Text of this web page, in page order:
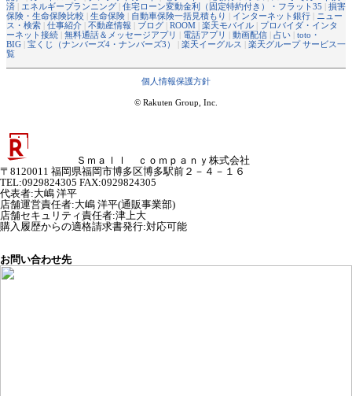
済 | エネルギープランニング | 住宅ローン変動金利（固定特約付き）・フラット35 | 損害
保険・生命保険比較 | 生命保険 | 自動車保険一括見積もり | インターネット銀行 | ニュー
ス・検索 | 仕事紹介 | 不動産情報 | ブログ | ROOM | 楽天モバイル | プロバイダ・インタ
ーネット接続 | 無料通話＆メッセージアプリ | 電話アプリ | 動画配信 | 占い | toto・
BIG | 宝くじ（ナンバーズ4・ナンバーズ3） | 楽天イーグルス | 楽天グループ サービス一
覧
個人情報保護方針
© Rakuten Group, Inc.
Ｓｍａｌｌ ｃｏｍｐａｎｙ株式会社
〒8120011 福岡県福岡市博多区博多駅前２－４－１６
TEL:0929824305 FAX:0929824305
代表者:大嶋 洋平
店舗運営責任者:大嶋 洋平(通販事業部)
店舗セキュリティ責任者:津上大
購入履歴からの適格請求書発行:対応可能
お問い合わせ先